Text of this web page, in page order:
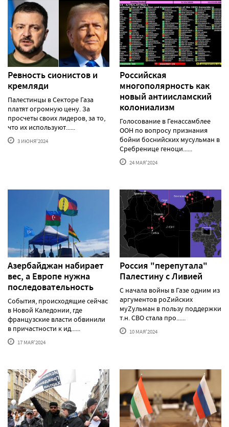
Ревность сионистов и
кремляди
Палестинцы в Секторе Газа
платят огромную цену. За
просчеты своих лидеров, за то,
что их используют......
3 ИЮНЯ'2024
Российская
многополярность как
новый антиисламский
колониализм
Голосование в Генассамблее
ООН по вопросу признания
бойни боснийских мусульман в
Сребренице геноци......
24 МАЯ'2024
Азербайджан набирает
вес, а Европе нужна
последовательность
События, происходящие сейчас
в Новой Каледонии, где
французские власти обвинили
в причастности к ид......
17 МАЯ'2024
Россия "перепутала"
Палестину с Ливией
С начала войны в Газе одним из
аргументов роZийских
муZульман в пользу поддержки
т.н. СВО стала про......
10 МАЯ'2024